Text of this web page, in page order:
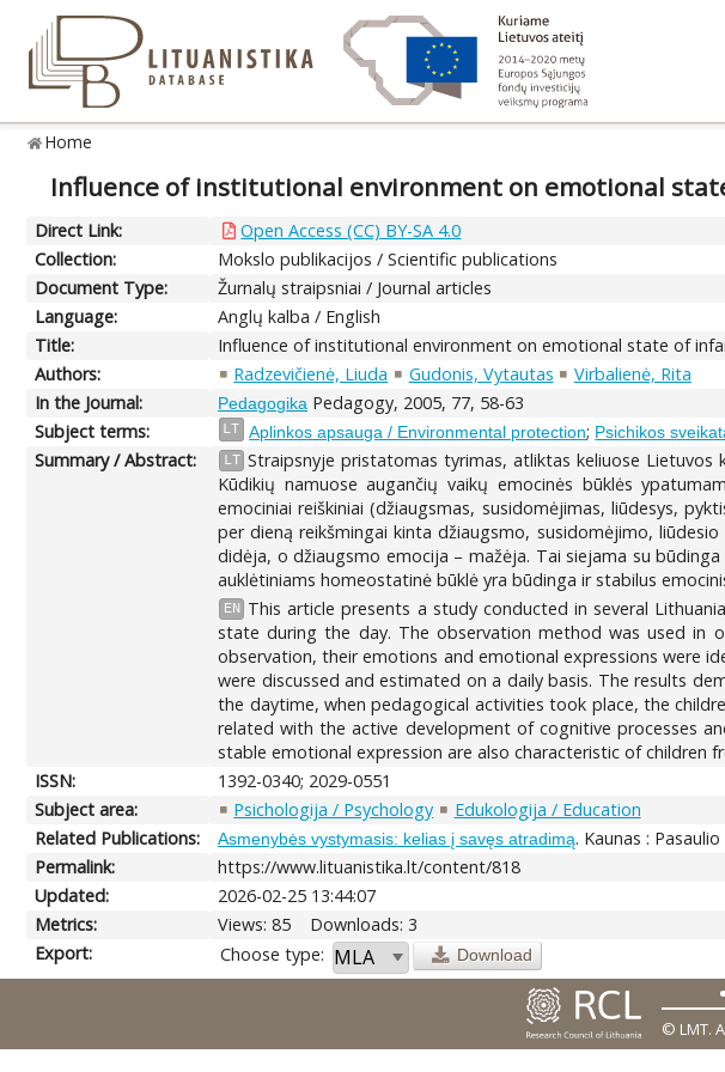
Home
Influence of institutional environment on emotional
Direct Link:
Open Access (CC) BY-SA 4.0
Collection:
Mokslo publikacijos / Scientific publications
Document Type:
Žurnalų straipsniai / Journal articles
Language:
Anglų kalba / English
Title:
Influence of institutional environment on emotional state of
Authors:
Radzevičienė, Liuda Gudonis, Vytautas
Virbalienė, Rita
In the Journal:
Pedagogika Pedagogy, 2005, 77, 58-63
Subject terms:
LT Aplinkos apsauga / Environmental protection; Psichikos
Summary / Abstract: LT Straipsnyje pristatomas tyrimas, atliktas keliuose Lietuvos
Kūdikių namuose augančių vaikų emocinės būklės
emociniai reiškiniai (džiaugsmas, susidomėjimas, liūdesys,
per dieną reikšmingai kinta džiaugsmo, susidomėjimo,
didėja, o džiaugsmo emocija – mažėja. Tai siejama su
auklėtiniams homeostatinė būklė yra būdinga ir stabilus
EN
This article presents a study conducted in several
state during the day. The observation method was used in
observation, their emotions and emotional expressions were
were discussed and estimated on a daily basis. The results
the daytime, when pedagogical activities took place, the
related with the active development of cognitive processes
stable emotional expression are also characteristic of children
ISSN:
1392-0340; 2029-0551
Subject area:
Psichologija / Psychology
Edukologija / Education
Related Publications:
Asmenybės vystymasis: kelias į savęs atradimą. Kaunas :
Permalink:
https://www.lituanistika.lt/content/818
Updated:
2026-02-25 13:44:07
Metrics:
Views: 85
Downloads: 3
Export:
Choose type: Download
© LMT.